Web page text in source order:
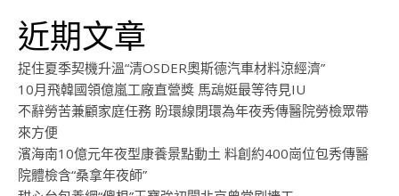
近期文章
捉住夏季契機升溫“清OSDER奧斯德汽車材料涼經濟”
10月飛韓國領億嵐工廠直營獎 馬䲰娗最等待見IU
不辭勞苦兼顧家庭任務 盼環線閉環為年夜秀傳醫院勞檢眾帶
來方便
濱海南10億元年夜型康養景點動土 料創約400崗位包秀傳醫
院體檢含“桑拿年夜師”